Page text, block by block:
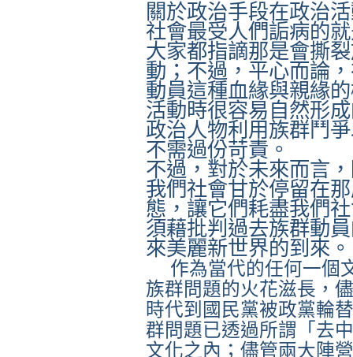
關於政治手段在政治
社會最受人們詬病的
大家都指謫那是會撕
動；不過，平心而論
動員這種血緣與親緣
活動時很容易自然形
政治人物利用族群鬥
不需過份苛責。
不過，對於未來而言
我們社會甘於停留在
態，讓它們耗盡我們
須藉批判過去族群動
來美麗新世界的到來。
作為當代的任何一個
族群問題的火花滋長，
時代到國民黨被政黨輪
群問題已透過所謂「去
文化之內；儘管兩大陣